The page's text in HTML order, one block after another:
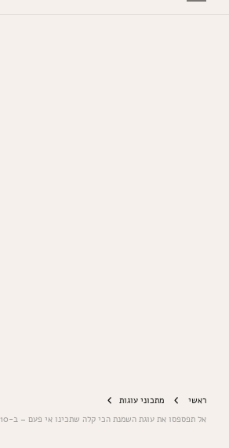
ראשי
מתכוני עוגות
אל תפספסו את עוגת השמנת הכי קלה שתכינו אי פעם – ב-10 דקות עבודה בלבד!